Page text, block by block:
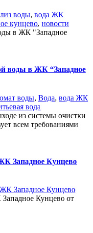
воды, вода ЖК
кунцево, новости
в ЖК "Западное
воды в ЖК “Западное
воды, Вода, вода ЖК
вода
из системы очистки
всем требованиями
Западное Кунцево
Западное Кунцево
Кунцево от